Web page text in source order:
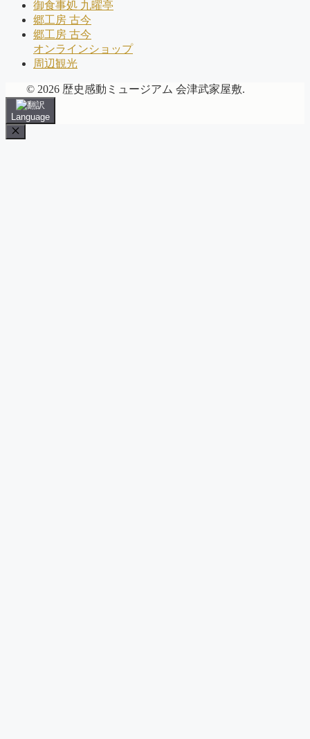
御食事処 九曜亭
郷工房 古今
郷工房 古今
オンラインショップ
周辺観光
© 2026 歴史感動ミュージアム 会津武家屋敷.
Language
Close